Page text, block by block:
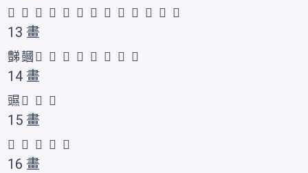
𧰊 𧰎 𧰉 𧰋 𧰌 𧰍 𧰏 𧰐 𬤸 𮙗 𰶠 𰶡 𲂟
13 畫
豑𧰒 𧰑 𧰓 𧰔 𧰕 𧰖 𬤹 𰶢 𲂠
14 畫
䝃𧰘 𧰗 𮙘
15 畫
𧰙 𧰚 𧰛 𧰜 𮙙
16 畫